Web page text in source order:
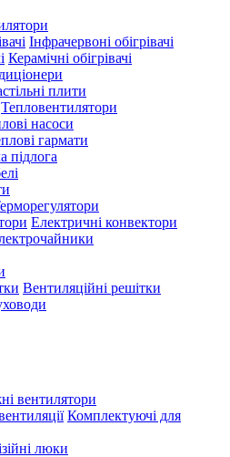
Інфрачервоні обігрівачі
Керамічні обігрівачі
плити
Тепловентилятори
насоси
гармати
підлога
Електричні конвектори
Вентиляційні решітки
вентилятори
Комплектуючі для
люки